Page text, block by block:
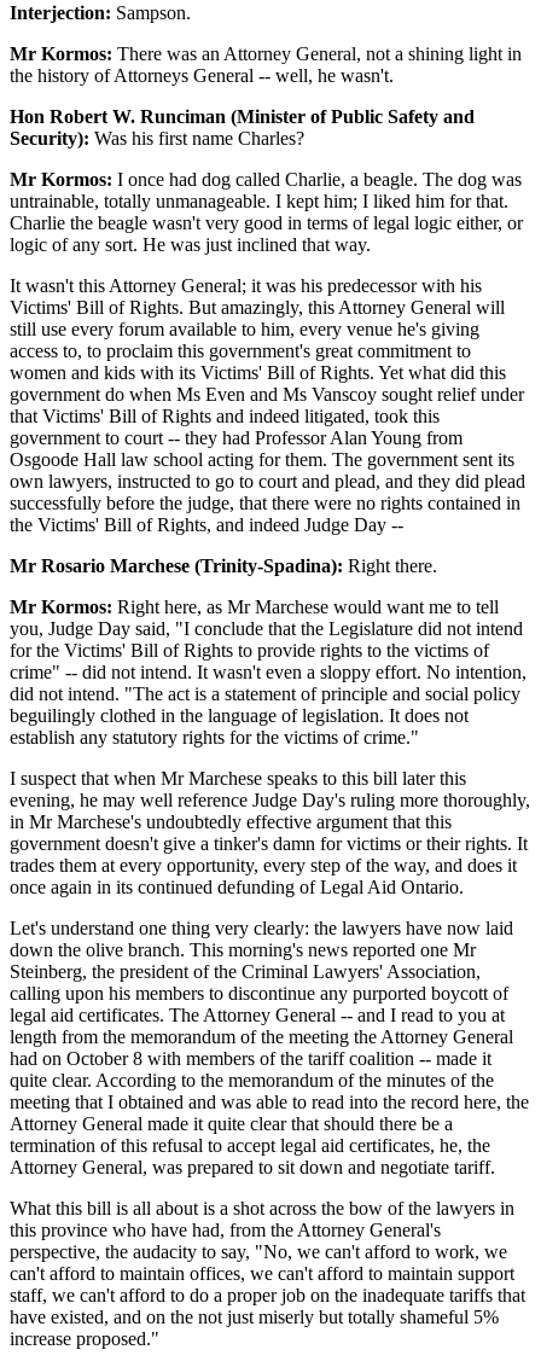
Interjection: Sampson.
Mr Kormos: There was an Attorney General, not a shining light in
the history of Attorneys General -- well, he wasn't.
Hon Robert W. Runciman (Minister of Public Safety and
Security): Was his first name Charles?
Mr Kormos: I once had dog called Charlie, a beagle. The dog was
untrainable, totally unmanageable. I kept him; I liked him for that.
Charlie the beagle wasn't very good in terms of legal logic either, or
logic of any sort. He was just inclined that way.
It wasn't this Attorney General; it was his predecessor with his
Victims' Bill of Rights. But amazingly, this Attorney General will
still use every forum available to him, every venue he's giving
access to, to proclaim this government's great commitment to
women and kids with its Victims' Bill of Rights. Yet what did this
government do when Ms Even and Ms Vanscoy sought relief under
that Victims' Bill of Rights and indeed litigated, took this
government to court -- they had Professor Alan Young from
Osgoode Hall law school acting for them. The government sent its
own lawyers, instructed to go to court and plead, and they did plead
successfully before the judge, that there were no rights contained in
the Victims' Bill of Rights, and indeed Judge Day --
Mr Rosario Marchese (Trinity-Spadina): Right there.
Mr Kormos: Right here, as Mr Marchese would want me to tell
you, Judge Day said, "I conclude that the Legislature did not intend
for the Victims' Bill of Rights to provide rights to the victims of
crime" -- did not intend. It wasn't even a sloppy effort. No intention,
did not intend. "The act is a statement of principle and social policy
beguilingly clothed in the language of legislation. It does not
establish any statutory rights for the victims of crime."
I suspect that when Mr Marchese speaks to this bill later this
evening, he may well reference Judge Day's ruling more thoroughly,
in Mr Marchese's undoubtedly effective argument that this
government doesn't give a tinker's damn for victims or their rights. It
trades them at every opportunity, every step of the way, and does it
once again in its continued defunding of Legal Aid Ontario.
Let's understand one thing very clearly: the lawyers have now laid
down the olive branch. This morning's news reported one Mr
Steinberg, the president of the Criminal Lawyers' Association,
calling upon his members to discontinue any purported boycott of
legal aid certificates. The Attorney General -- and I read to you at
length from the memorandum of the meeting the Attorney General
had on October 8 with members of the tariff coalition -- made it
quite clear. According to the memorandum of the minutes of the
meeting that I obtained and was able to read into the record here, the
Attorney General made it quite clear that should there be a
termination of this refusal to accept legal aid certificates, he, the
Attorney General, was prepared to sit down and negotiate tariff.
What this bill is all about is a shot across the bow of the lawyers in
this province who have had, from the Attorney General's
perspective, the audacity to say, "No, we can't afford to work, we
can't afford to maintain offices, we can't afford to maintain support
staff, we can't afford to do a proper job on the inadequate tariffs that
have existed, and on the not just miserly but totally shameful 5%
increase proposed."